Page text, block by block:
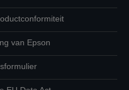
van Epson